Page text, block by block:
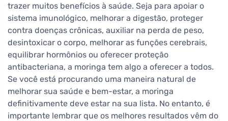
trazer muitos benefícios à saúde. Seja para apoiar o
sistema imunológico, melhorar a digestão, proteger
contra doenças crônicas, auxiliar na perda de peso,
desintoxicar o corpo, melhorar as funções cerebrais,
equilibrar hormônios ou oferecer proteção
antibacteriana, a moringa tem algo a oferecer a todos.
Se você está procurando uma maneira natural de
melhorar sua saúde e bem-estar, a moringa
definitivamente deve estar na sua lista. No entanto, é
importante lembrar que os melhores resultados vêm do